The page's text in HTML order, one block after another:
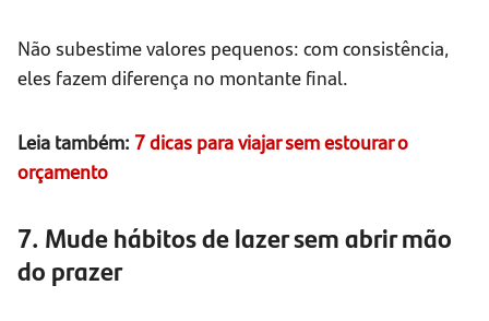
Não subestime valores pequenos: com consistência,
eles fazem diferença no montante final.
Leia também: 7 dicas para viajar sem estourar o
orçamento
7. Mude hábitos de lazer sem abrir mão
do prazer